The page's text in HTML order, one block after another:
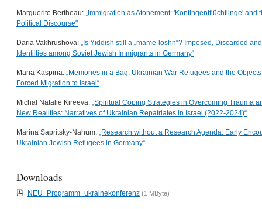
Marguerite Bertheau: „Immigration as Atonement: 'Kontingentflüchtlinge' and
Political Discourse"
Daria Vakhrushova: „Is Yiddish still a „mame-loshn“? Imposed, Discarded
Identiities among Soviet Jewish Immigrants in Germany“
Maria Kaspina: „Memories in a Bag: Ukrainian War Refugees and the
Forced Migration to Israel“
Michal Natalie Kireeva: „Spiritual Coping Strategies in Overcoming Trauma
New Realities: Narratives of Ukrainian Repatriates in Israel (2022-2024)“
Marina Sapritsky-Nahum: „Research without a Research Agenda: Early
Ukrainian Jewish Refugees in Germany“
Downloads
NEU_Programm_ukrainekonferenz (1 MByte)